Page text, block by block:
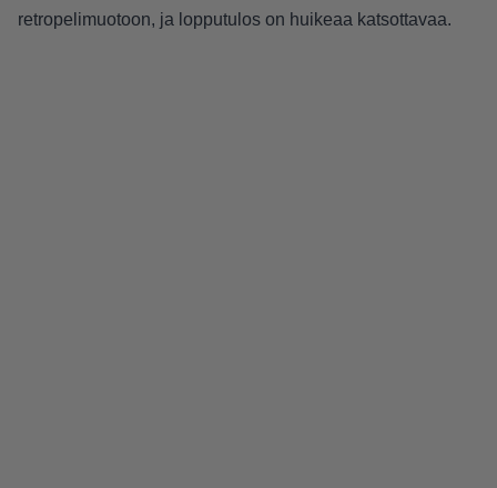
retropelimuotoon, ja lopputulos on huikeaa katsottavaa.